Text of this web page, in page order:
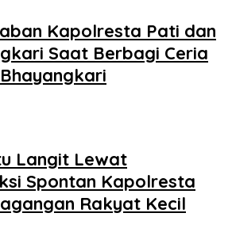
Kapolresta Pati dan
Saat Berbagi Ceria
Langit Lewat
Spontan Kapolresta
Rakyat Kecil